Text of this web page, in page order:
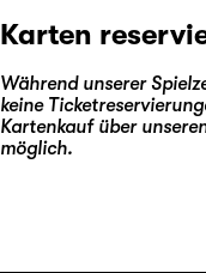
Karten
Während unserer
keine
Kartenkauf über
möglich.